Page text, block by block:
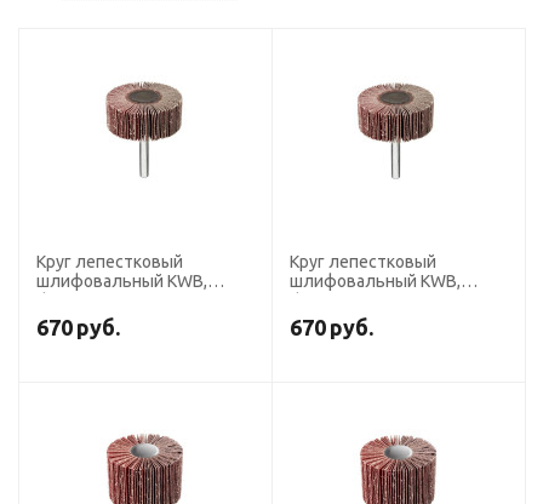
Круг лепестковый
шлифовальный KWB,
хвостовик d=6 мм
670 руб.
Круг лепестковый
шлифовальный KWB,
хвостовик d=6 мм
670 руб.